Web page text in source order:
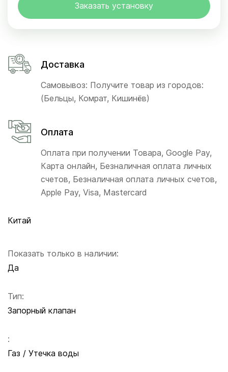
Китай
Показать только в наличии:
Да
Тип:
Запорный клапан
:
Газ / Утечка воды
Заказать установку
Доставка
Самовывоз: Получите товар из городов:
(Бельцы, Комрат, Кишинёв)
Оплата
Оплата при получении Товара, Google Pay,
Карта онлайн, Безналичная оплата личных
счетов, Безналичная оплата личных счетов,
Apple Pay, Visa, Mastercard